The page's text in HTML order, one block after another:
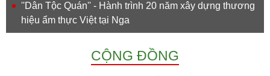
''Dân Tộc Quán'' - Hành trình 20 năm xây dựng thương
hiệu ẩm thực Việt tại Nga
CỘNG ĐỒNG